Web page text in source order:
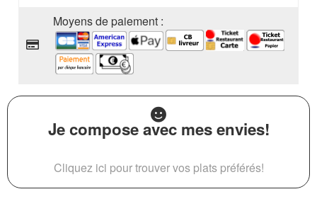
Moyens de paiement :
Je compose avec mes envies!
Cliquez ici pour trouver vos plats préférés!